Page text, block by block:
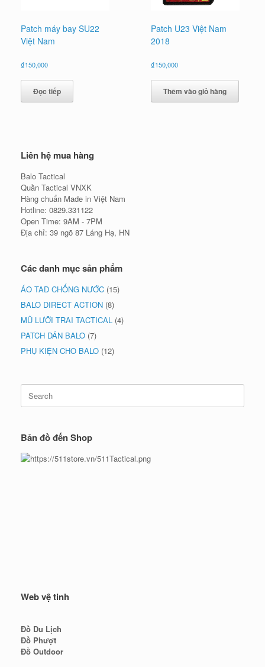
Patch máy bay SU22
Việt Nam
₫150,000
Đọc tiếp
Patch U23 Việt Nam
2018
₫150,000
Thêm vào giỏ hàng
Liên hệ mua hàng
Balo Tactical
Quần Tactical VNXK
Hàng chuẩn Made in Việt Nam
Hotline: 0829.331122
Open Time: 9AM - 7PM
Địa chỉ: 39 ngõ 87 Láng Hạ, HN
Các danh mục sản phẩm
ÁO TAD CHỐNG NƯỚC (15)
BALO DIRECT ACTION (8)
MŨ LƯỠI TRAI TACTICAL (4)
PATCH DÁN BALO (7)
PHỤ KIỆN CHO BALO (12)
Search
for:
Bản đồ đến Shop
Web vệ tinh
Đồ Du Lịch
Đồ Phượt
Đồ Outdoor